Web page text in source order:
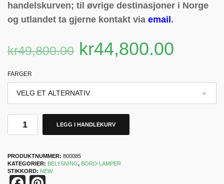
handelskurven; til øvrige destinasjoner i Norge
og utlandet ta gjerne kontakt via email .
kr49,800.00 kr44,800.00
FARGER
LEGG I HANDLEKURV
PRODUKTNUMMER: 800085
KATEGORIER: BELYSNING, BORD-LAMPER
STIKKORD: NEW